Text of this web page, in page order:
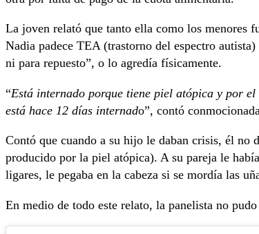
La joven relató que tanto ella como los menores
Nadia padece TEA (trastorno del espectro
ni para repuesto”, o lo agredía físicamente.
“Está internado porque tiene piel atópica y por
está hace 12 días internado”, contó
Contó que cuando a su hijo le daban crisis, él no
producido por la piel atópica). A su pareja le
ligares, le pegaba en la cabeza si se mordía las
En medio de todo este relato, la panelista no